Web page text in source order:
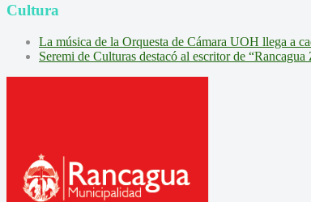
Cultura
La música de la Orquesta de Cámara UOH llega a
Seremi de Culturas destacó al escritor de